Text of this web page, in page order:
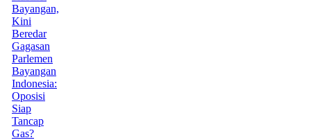
Bayangan,
Kini
Beredar
Gagasan
Parlemen
Bayangan
Indonesia:
Oposisi
Siap
Tancap
Gas?